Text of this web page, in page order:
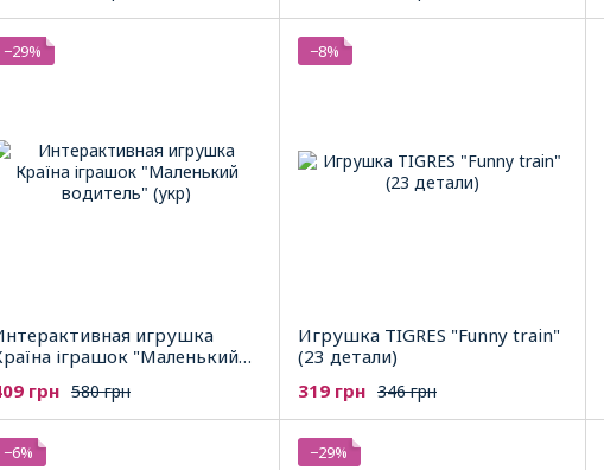
−29%
игрушка
іграшок "Маленький
580 грн
грн
−8%
Игрушка TIGRES "Funny train"
(23 детали)
346 грн
319 грн
−6% −29%